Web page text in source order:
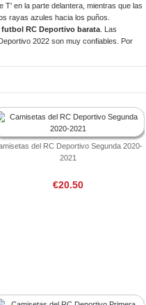
en la parte delantera, mientras que las
rayas azules hacia los puños.
futbol RC Deportivo barata. Las
2022 son muy confiables. Por
del RC Deportivo Segunda 2020-
2021
€20.50